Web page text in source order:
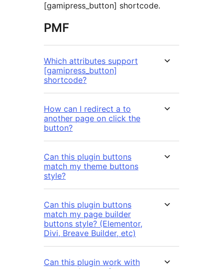
[gamipress_button] shortcode.
PMF
Which attributes support
[gamipress_button]
shortcode?
How can I redirect a to
another page on click the
button?
Can this plugin buttons
match my theme buttons
style?
Can this plugin buttons
match my page builder
buttons style? (Elementor,
Divi, Breave Builder, etc)
Can this plugin work with